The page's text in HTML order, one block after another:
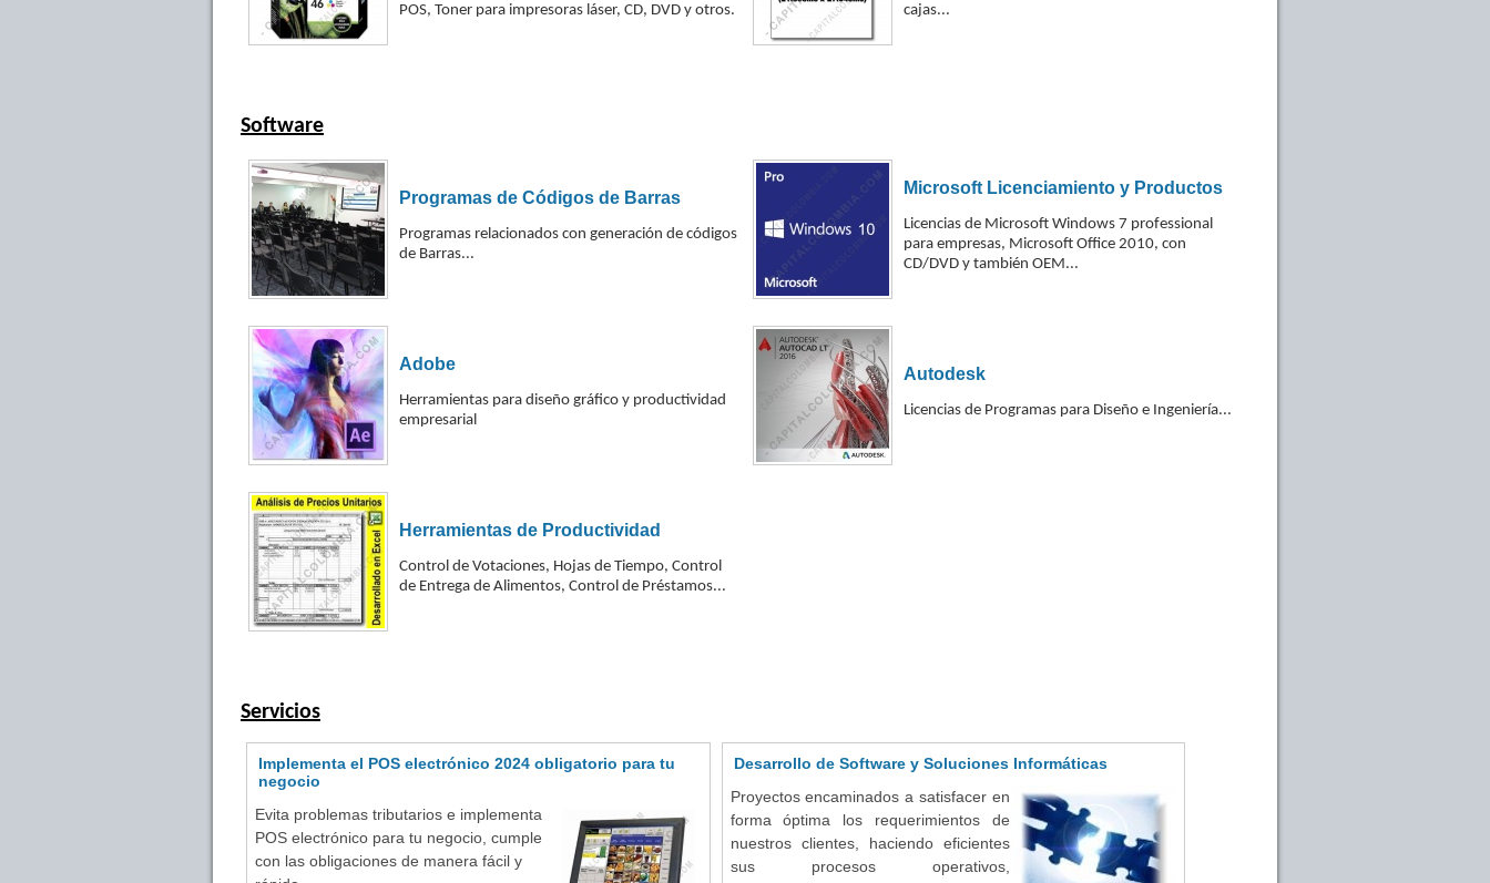
POS, Toner para impresoras láser, CD, DVD y otros.
cajas...
Software
Programas de Códigos de Barras
Programas relacionados con generación de códigos
de Barras...
Microsoft Licenciamiento y Productos
Licencias de Microsoft Windows 7 professional
para empresas, Microsoft Office 2010, con
CD/DVD y también OEM...
Adobe
Herramientas para diseño gráfico y productividad
empresarial
Autodesk
Licencias de Programas para Diseño e Ingeniería...
Herramientas de Productividad
Control de Votaciones, Hojas de Tiempo, Control
de Entrega de Alimentos, Control de Préstamos...
Servicios
Implementa el POS electrónico 2024 obligatorio para tu
negocio
Evita problemas tributarios e implementa
POS electrónico para tu negocio, cumple
con las obligaciones de manera fácil y
Desarrollo de Software y Soluciones Informáticas
Proyectos encaminados a satisfacer en
forma óptima los requerimientos de
nuestros clientes, haciendo eficientes
sus procesos operativos,